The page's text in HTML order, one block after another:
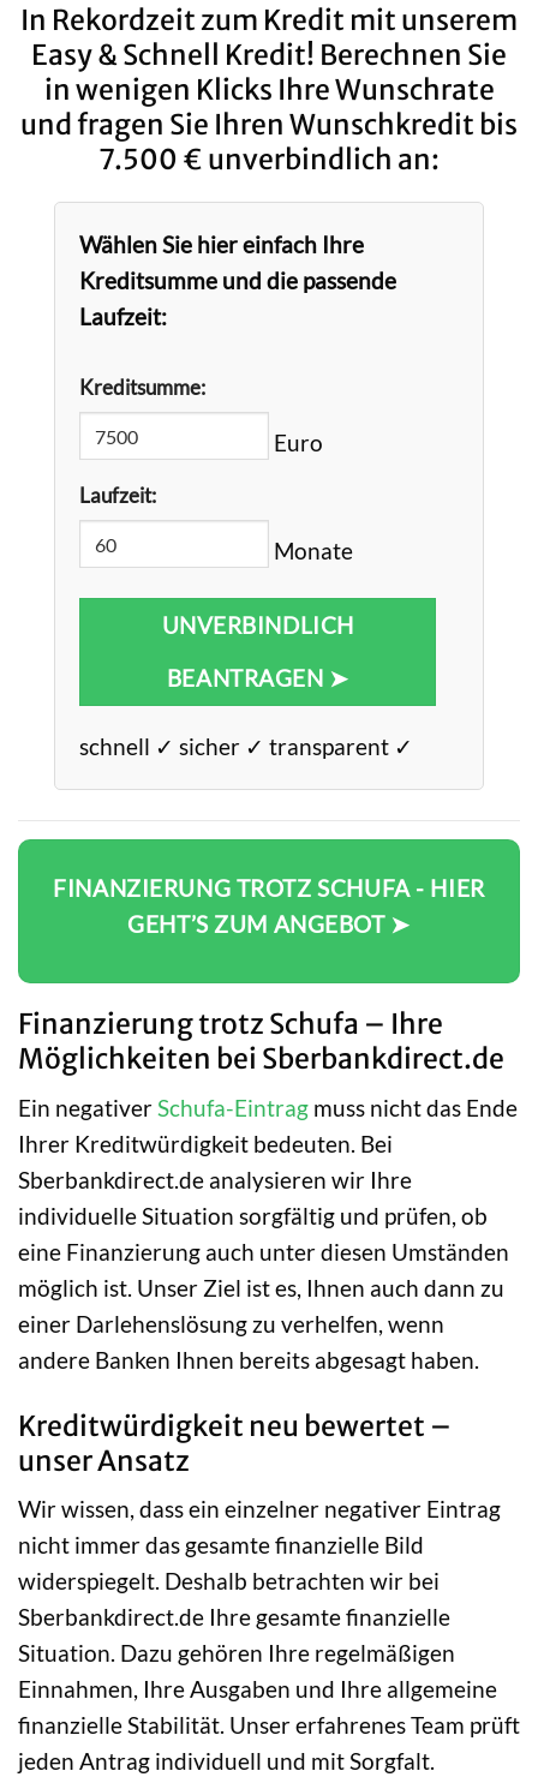
In Rekordzeit zum Kredit mit unserem
Easy & Schnell Kredit! Berechnen Sie
in wenigen Klicks Ihre Wunschrate
und fragen Sie Ihren Wunschkredit bis
7.500 € unverbindlich an:
Wählen Sie hier einfach Ihre
Kreditsumme und die passende
Laufzeit:
Kreditsumme:
Euro
Laufzeit:
Monate
UNVERBINDLICH
BEANTRAGEN ➤
schnell ✓ sicher ✓ transparent ✓
FINANZIERUNG TROTZ SCHUFA - HIER
GEHT’S ZUM ANGEBOT ➤
Finanzierung trotz Schufa – Ihre
Möglichkeiten bei Sberbankdirect.de
Ein negativer Schufa-Eintrag muss nicht das Ende
Ihrer Kreditwürdigkeit bedeuten. Bei
Sberbankdirect.de analysieren wir Ihre
individuelle Situation sorgfältig und prüfen, ob
eine Finanzierung auch unter diesen Umständen
möglich ist. Unser Ziel ist es, Ihnen auch dann zu
einer Darlehenslösung zu verhelfen, wenn
andere Banken Ihnen bereits abgesagt haben.
Kreditwürdigkeit neu bewertet –
unser Ansatz
Wir wissen, dass ein einzelner negativer Eintrag
nicht immer das gesamte finanzielle Bild
widerspiegelt. Deshalb betrachten wir bei
Sberbankdirect.de Ihre gesamte finanzielle
Situation. Dazu gehören Ihre regelmäßigen
Einnahmen, Ihre Ausgaben und Ihre allgemeine
finanzielle Stabilität. Unser erfahrenes Team prüft
jeden Antrag individuell und mit Sorgfalt.